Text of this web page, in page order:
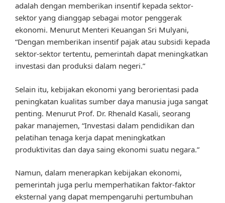
adalah dengan memberikan insentif kepada sektor-
sektor yang dianggap sebagai motor penggerak
ekonomi. Menurut Menteri Keuangan Sri Mulyani,
“Dengan memberikan insentif pajak atau subsidi kepada
sektor-sektor tertentu, pemerintah dapat meningkatkan
investasi dan produksi dalam negeri.”
Selain itu, kebijakan ekonomi yang berorientasi pada
peningkatan kualitas sumber daya manusia juga sangat
penting. Menurut Prof. Dr. Rhenald Kasali, seorang
pakar manajemen, “Investasi dalam pendidikan dan
pelatihan tenaga kerja dapat meningkatkan
produktivitas dan daya saing ekonomi suatu negara.”
Namun, dalam menerapkan kebijakan ekonomi,
pemerintah juga perlu memperhatikan faktor-faktor
eksternal yang dapat mempengaruhi pertumbuhan